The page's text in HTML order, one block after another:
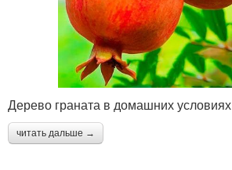
Дерево граната в домашних условиях
читать дальше →